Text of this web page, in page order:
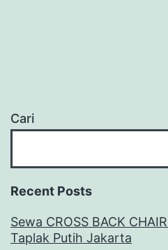
Cari
Recent Posts
Sewa CROSS BACK
Taplak Putih Jakarta